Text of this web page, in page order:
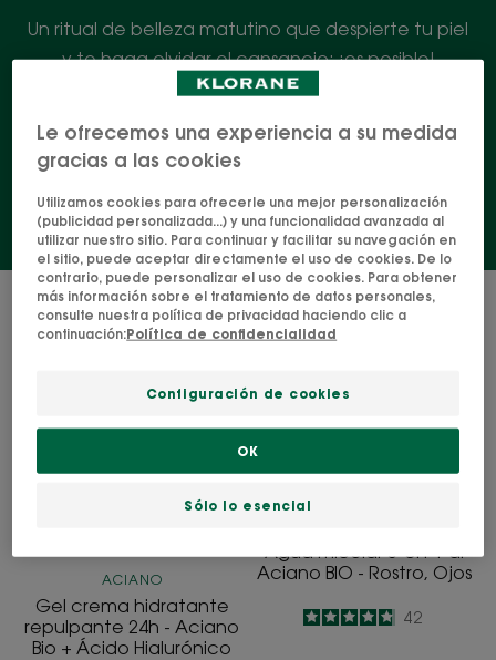
Un ritual de belleza matutino que despierte tu piel
y te haga olvidar el cansancio: ¡es posible!
Descubre nuestra gama de productos faciales al
hidratada y lista para afrontar el día.
4 resultados "Rutina matutina"
hidratante
repulpante
Aciano
Ácido
Hialurónico
ACIANO
Gel crema hidratante
repulpante 24h - Aciano
Bio + Ácido Hialurónico
en-
-
Ojos
Agua micelar 3-en-1 al
Aciano BIO - Rostro, Ojos
4.8
/
5
42
Le ofrecemos una experiencia a su medida
gracias a las cookies
Utilizamos cookies para ofrecerle una mejor personalización
(publicidad personalizada...) y una funcionalidad avanzada al
utilizar nuestro sitio. Para continuar y facilitar su navegación en
el sitio, puede aceptar directamente el uso de cookies. De lo
contrario, puede personalizar el uso de cookies. Para obtener
más información sobre el tratamiento de datos personales,
consulte nuestra política de privacidad haciendo clic a
continuación:Política de confidencialidad
Configuración de cookies
Sólo lo esencial
OK